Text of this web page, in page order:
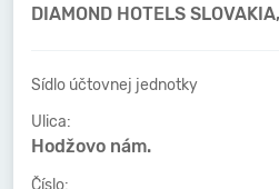
DIAMOND HOTELS
Sídlo účtovnej jednotky
Ulica:
Hodžovo nám.
Číslo: